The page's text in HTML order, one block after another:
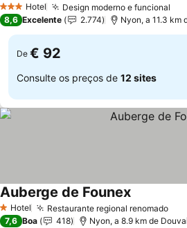
3 EstrelasHotel Design moderno e funcional
8,6 Excelente 2.774 Nyon, a 11.3 km
De € 92
Consulte os preços de 12 sites
1 Estrelas
Hotel Restaurante regional renomado
Auberge de Founex
7,6 Boa 418 Nyon, a 8.9 km de